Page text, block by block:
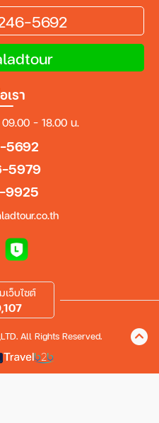
5692
เรา
- 18.00 น.
5692
5979
9925
เว็บไซต์
All Rights Reserved.